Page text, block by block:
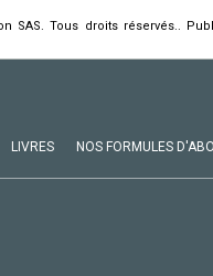
SAS. Tous droits réservés..
LIVRES NOS FORMULES